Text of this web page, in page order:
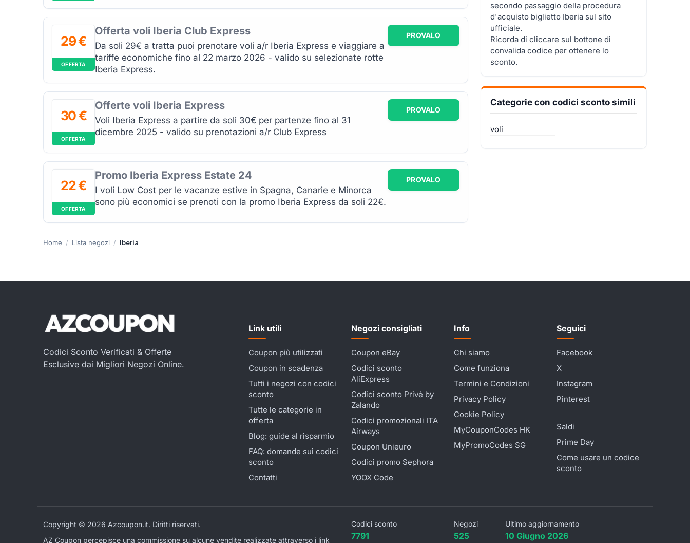
29 €
OFFERTA
Offerta voli Iberia Club Express
Da soli 29€ a tratta puoi prenotare voli a/r Iberia Express e viaggiare a
tariffe economiche fino al 22 marzo 2026 - valido su selezionate rotte
Iberia Express.
PROVALO
30 €
OFFERTA
Offerte voli Iberia Express
Voli Iberia Express a partire da soli 30€ per partenze fino al 31
dicembre 2025 - valido su prenotazioni a/r Club Express
PROVALO
22 €
OFFERTA
Promo Iberia Express Estate 24
I voli Low Cost per le vacanze estive in Spagna, Canarie e Minorca
sono più economici se prenoti con la promo Iberia Express da soli 22€.
PROVALO
secondo passaggio della procedura
d'acquisto biglietto Iberia sul sito
ufficiale.
Ricorda di cliccare sul bottone di
convalida codice per ottenere lo
sconto.
Categorie con codici sconto simili
voli
Home Lista negozi Iberia
Codici Sconto Verificati & Offerte
Esclusive dai Migliori Negozi Online.
Link utili
Coupon più utilizzati
Coupon in scadenza
Tutti i negozi con codici
sconto
Tutte le categorie in
offerta
Blog: guide al risparmio
FAQ: domande sui codici
sconto
Contatti
Negozi consigliati
Coupon eBay
Codici sconto
AliExpress
Codici sconto Privé by
Zalando
Codici promozionali ITA
Airways
Coupon Unieuro
Codici promo Sephora
YOOX Code
Info
Chi siamo
Come funziona
Termini e Condizioni
Privacy Policy
Cookie Policy
MyCouponCodes HK
MyPromoCodes SG
Seguici
Facebook
X
Instagram
Pinterest
Saldi
Prime Day
Come usare un codice
sconto
Copyright © 2026 Azcoupon.it. Diritti riservati.
AZ Coupon percepisce una commissione su alcune vendite realizzate attraverso i link
Codici sconto
7791
Negozi
525
Ultimo aggiornamento
10 Giugno 2026